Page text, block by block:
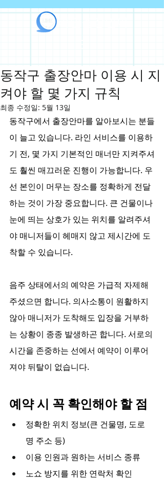
동작구 출장안마 이용 시 지
켜야 할 몇 가지 규칙
최종 수정일: 5월 13일
동작구에서 출장안마를 알아보시는 분들
이 늘고 있습니다. 라인 서비스를 이용하
기 전, 몇 가지 기본적인 매너만 지켜주셔
도 훨씬 매끄러운 진행이 가능합니다. 우
선 본인이 머무는 장소를 정확하게 전달
하는 것이 가장 중요합니다. 큰 건물이나
눈에 띄는 상호가 있는 위치를 알려주셔
야 매니저들이 헤매지 않고 제시간에 도
착할 수 있습니다.
음주 상태에서의 예약은 가급적 자제해
주셨으면 합니다. 의사소통이 원활하지
않아 매니저가 도착해도 입장을 거부하
는 상황이 종종 발생하곤 합니다. 서로의
시간을 존중하는 선에서 예약이 이루어
져야 뒤탈이 없습니다.
예약 시 꼭 확인해야 할 점
정확한 위치 정보(큰 건물명, 도로
명 주소 등)
이용 인원과 원하는 서비스 종류
노쇼 방지를 위한 연락처 확인